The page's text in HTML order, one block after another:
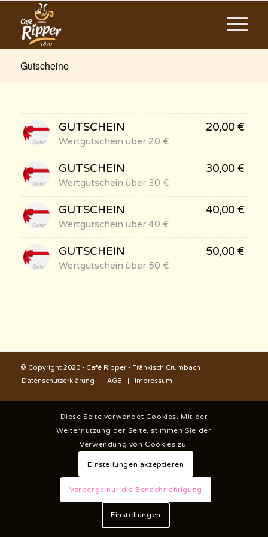
Gutscheine
GUTSCHEIN 20,00€
Wertgutschein über 20 €.
GUTSCHEIN 30,00€
Wertgutschein über 30 €.
GUTSCHEIN 40,00€
Wertgutschein über 40 €.
GUTSCHEIN 50,00€
Wertgutschein über 50 €.
© Copyright 2020 - Café Ripper - Fränkisch Crumbach
Datenschutzerklärung
AGB Impressum
Diese Seite verwendet Cookies. Mit der
Weiternutzung der Seite, stimmen Sie der
Verwendung von Cookies zu.
Einstellungen akzeptieren
Verberge nur die Benachrichtigung
Einstellungen